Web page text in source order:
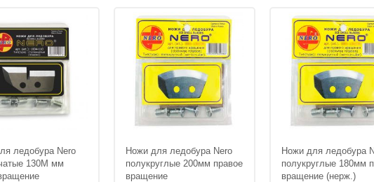
ледобура Nero
130M мм
Ножи для ледобура Nero
полукруглые 200мм правое
вращение
Ножи для ледобура
полукруглые 180мм
вращение (нерж.)